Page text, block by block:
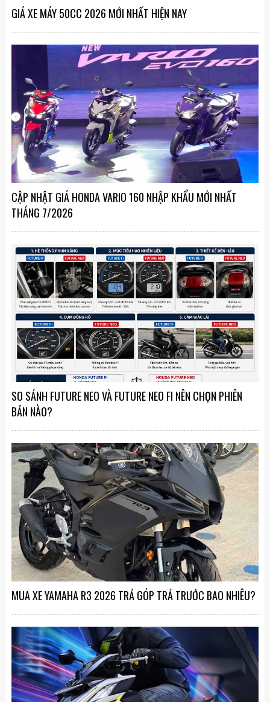
GIÁ XE MÁY 50CC 2026 MỚI NHẤT HIỆN NAY
CẬP NHẬT GIÁ HONDA VARIO 160 NHẬP KHẨU MỚI NHẤT
THÁNG 7/2026
SO SÁNH FUTURE NEO VÀ FUTURE NEO FI NÊN CHỌN PHIÊN
BẢN NÀO?
MUA XE YAMAHA R3 2026 TRẢ GÓP TRẢ TRƯỚC BAO NHIÊU?